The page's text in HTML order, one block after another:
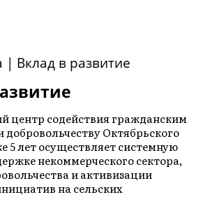
центр содействия гражданским
Октябрьского
5 лет осуществляет системную
некоммерческого сектора,
и активизации
на сельских